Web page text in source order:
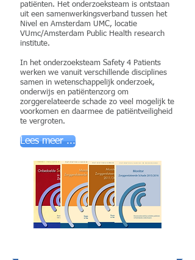
patiënten. Het onderzoeksteam is ontstaan
uit een samenwerkingsverband tussen het
Nivel en Amsterdam UMC, locatie
VUmc/Amsterdam Public Health research
institute.
In het onderzoeksteam Safety 4 Patients
werken we vanuit verschillende disciplines
samen in wetenschappelijk onderzoek,
onderwijs en patiëntenzorg om
zorggerelateerde schade zo veel mogelijk te
voorkomen en daarmee de patiëntveiligheid
te vergroten.
Lees meer ...